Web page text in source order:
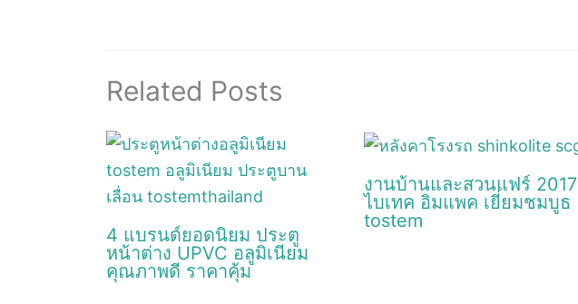
Related Posts
4 แบรนด์ยอดนิยม ประตู
หน้าต่าง UPVC อลูมิเนียม
คุณภาพดี ราคาคุ้ม
งานบ้านและสวนแฟร์ 2017
ไบเทค อิมแพค เยี่ยมชมบูธ
tostem